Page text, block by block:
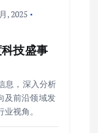
, 2025
技盛事
息，深入分析
及前沿领域发
视角。